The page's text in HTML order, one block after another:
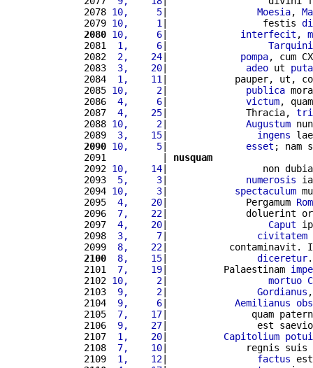
2078 10,     5| Moesia,
2079 10,     1 |                 festis
2080 10,     6| interfecit ,
2081
1,     6|
2082
2,    24| pompa, cum
2083
3,    20| adeo ut
2084
1,    11 |            pauper, ut,
2085 10,     2| publica
2086
4,     6| victum,
2087
4,    25|              Thracia,
2088 10,     2| Augustum
2089
3,    15| ingens
2090 10,     5| esset ; nam
2091          | nusquam
2092 10,    14|                 non
2093
5,     3| numerosis
2094 10,     3| spectaculum
2095
4,    20|              Pergamum
2096
7,    22|              doluerint
2097
4,    20| Caput
2098
3,     7| civitatem
2099
8,    22|           contaminavit.
2100
8,    15| diceretur
2101
7,    19|          Palaestinam
2102 10,     2| mortuo
2103
9,     2| Gordianus
2104
9,     6| Aemilianus
2105
7,    17|               quam
2106
9,    27|                est
2107
1,    20| Capitolium
2108
7,    10|              regnis suis
2109
1,    12| factus